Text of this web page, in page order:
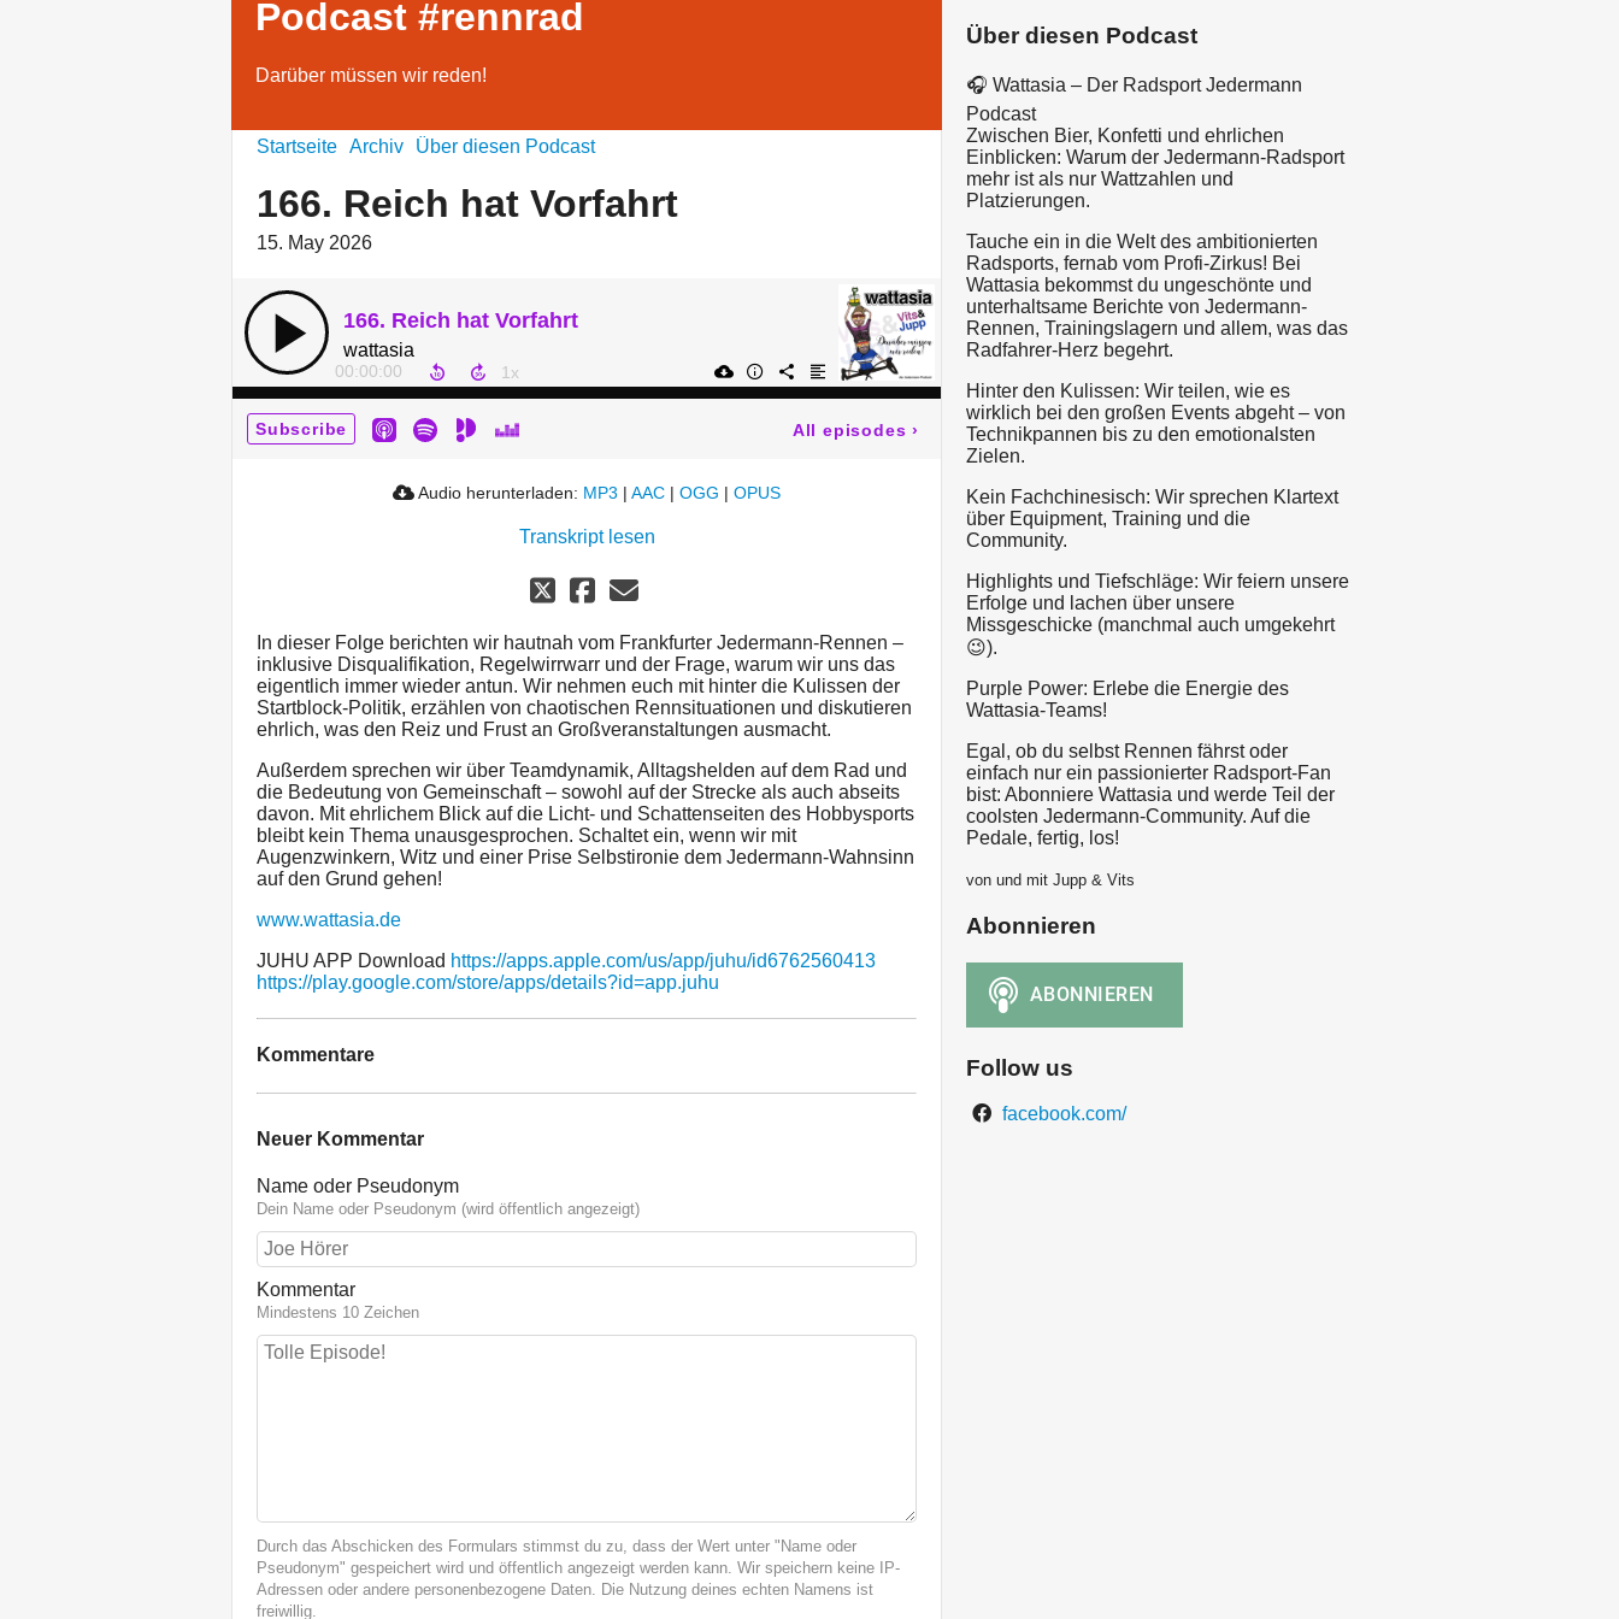
Podcast #rennrad
Darüber müssen wir reden!
Startseite Archiv Über diesen Podcast
166. Reich hat Vorfahrt
15. May 2026
166. Reich hat Vorfahrt
wattasia
00:00:00
Subscribe All episodes ›
Audio herunterladen: MP3 | AAC | OGG | OPUS
Transkript lesen
In dieser Folge berichten wir hautnah vom Frankfurter Jedermann-Rennen –
inklusive Disqualifikation, Regelwirrwarr und der Frage, warum wir uns das
eigentlich immer wieder antun. Wir nehmen euch mit hinter die Kulissen der
Startblock-Politik, erzählen von chaotischen Rennsituationen und diskutieren
ehrlich, was den Reiz und Frust an Großveranstaltungen ausmacht.
Außerdem sprechen wir über Teamdynamik, Alltagshelden auf dem Rad und
die Bedeutung von Gemeinschaft – sowohl auf der Strecke als auch abseits
davon. Mit ehrlichem Blick auf die Licht- und Schattenseiten des Hobbysports
bleibt kein Thema unausgesprochen. Schaltet ein, wenn wir mit
Augenzwinkern, Witz und einer Prise Selbstironie dem Jedermann-Wahnsinn
auf den Grund gehen!
www.wattasia.de
JUHU APP Download https://apps.apple.com/us/app/juhu/id6762560413
https://play.google.com/store/apps/details?id=app.juhu
Kommentare
Neuer Kommentar
Name oder Pseudonym
Dein Name oder Pseudonym (wird öffentlich angezeigt)
Kommentar
Mindestens 10 Zeichen
Durch das Abschicken des Formulars stimmst du zu, dass der Wert unter "Name oder
Pseudonym" gespeichert wird und öffentlich angezeigt werden kann. Wir speichern keine IP-
Adressen oder andere personenbezogene Daten. Die Nutzung deines echten Namens ist
freiwillig.
Über diesen Podcast
🎧 Wattasia – Der Radsport Jedermann
Podcast
Zwischen Bier, Konfetti und ehrlichen
Einblicken: Warum der Jedermann-Radsport
mehr ist als nur Wattzahlen und
Platzierungen.
Tauche ein in die Welt des ambitionierten
Radsports, fernab vom Profi-Zirkus! Bei
Wattasia bekommst du ungeschönte und
unterhaltsame Berichte von Jedermann-
Rennen, Trainingslagern und allem, was das
Radfahrer-Herz begehrt.
Hinter den Kulissen: Wir teilen, wie es
wirklich bei den großen Events abgeht – von
Technikpannen bis zu den emotionalsten
Zielen.
Kein Fachchinesisch: Wir sprechen Klartext
über Equipment, Training und die
Community.
Highlights und Tiefschläge: Wir feiern unsere
Erfolge und lachen über unsere
Missgeschicke (manchmal auch umgekehrt
😉).
Purple Power: Erlebe die Energie des
Wattasia-Teams!
Egal, ob du selbst Rennen fährst oder
einfach nur ein passionierter Radsport-Fan
bist: Abonniere Wattasia und werde Teil der
coolsten Jedermann-Community. Auf die
Pedale, fertig, los!
von und mit Jupp & Vits
Abonnieren
Follow us
facebook.com/